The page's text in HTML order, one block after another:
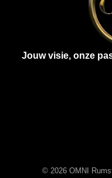
Jouw visie, onze
© 2026 OMNI